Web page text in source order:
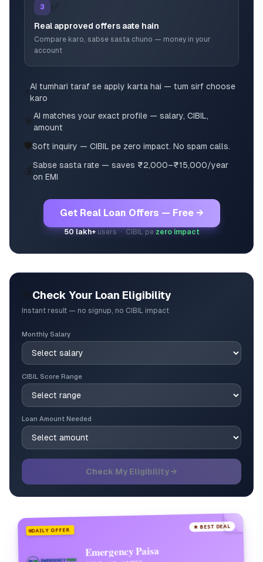
3 ✅
Real approved offers aate hain
Compare karo, sabse sasta chuno — money in your
account
⚡AI tumhari taraf se apply karta hai — tum sirf choose
karo
🎯AI matches your exact profile — salary, CIBIL,
amount
🛡️Soft inquiry — CIBIL pe zero impact. No spam calls.
💰Sabse sasta rate — saves ₹2,000–₹15,000/year
on EMI
Get Real Loan Offers — Free →
50 lakh+users · CIBIL pezero impact
Check Your Loan Eligibility
Instant result — no signup, no CIBIL impact
Monthly Salary
CIBIL Score Range
Loan Amount Needed
Check My Eligibility →
DAILY OFFER ★ BEST DEAL
Emergency Paisa